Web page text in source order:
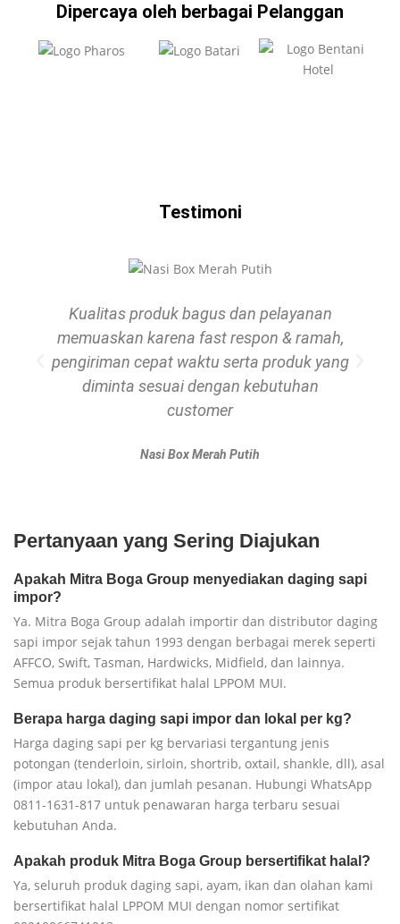
Dipercaya oleh berbagai Pelanggan
Testimoni
Kualitas produk bagus dan pelayanan
memuaskan karena fast respon & ramah,
pengiriman cepat waktu serta produk yang
diminta sesuai dengan kebutuhan
customer
Nasi Box Merah Putih
Pertanyaan yang Sering Diajukan
Apakah Mitra Boga Group menyediakan daging sapi
impor?
Ya. Mitra Boga Group adalah importir dan distributor daging
sapi impor sejak tahun 1993 dengan berbagai merek seperti
AFFCO, Swift, Tasman, Hardwicks, Midfield, dan lainnya.
Semua produk bersertifikat halal LPPOM MUI.
Berapa harga daging sapi impor dan lokal per kg?
Harga daging sapi per kg bervariasi tergantung jenis
potongan (tenderloin, sirloin, shortrib, oxtail, shankle, dll), asal
(impor atau lokal), dan jumlah pesanan. Hubungi WhatsApp
0811-1631-817 untuk penawaran harga terbaru sesuai
kebutuhan Anda.
Apakah produk Mitra Boga Group bersertifikat halal?
Ya, seluruh produk daging sapi, ayam, ikan dan olahan kami
bersertifikat halal LPPOM MUI dengan nomor sertifikat